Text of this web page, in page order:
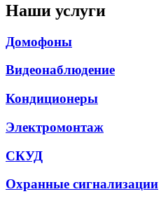
Наши услуги
Домофоны
Видеонаблюдение
Кондиционеры
Электромонтаж
СКУД
Охранные сигнализации